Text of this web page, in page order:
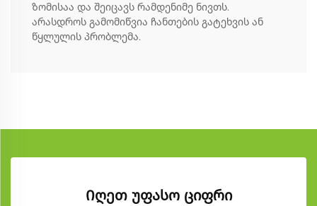
ზომისაა და შეიცავს რამდენიმე ნივთს.
არასდროს გამომიწვია ჩანთების გატეხვის ან
წყლულის პრობლემა.
Იღეთ უფასო ციფრი